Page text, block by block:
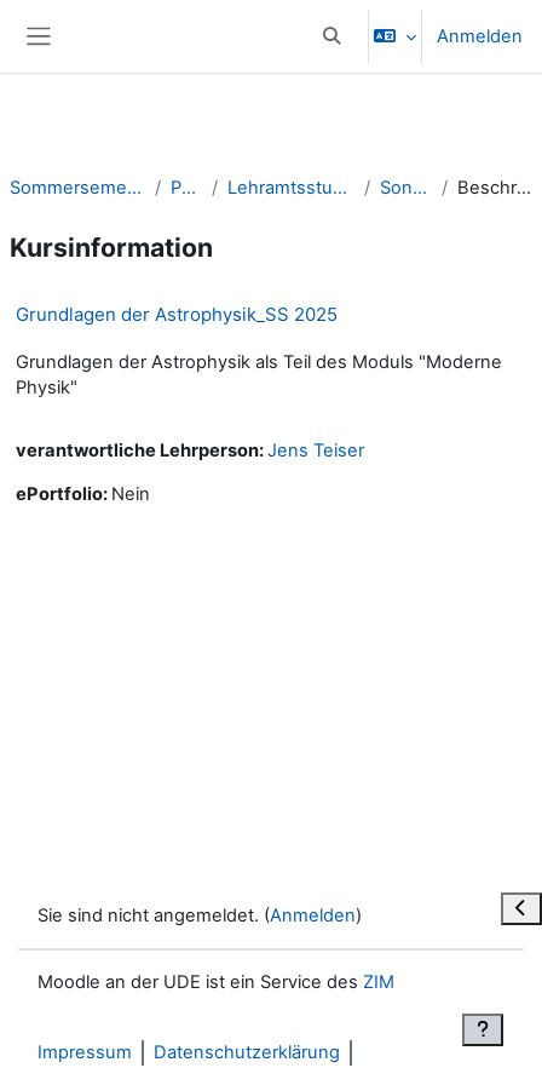
Sucheingabe umschalten
Anmelden
Sommersemester 2025 Physik Lehramtsstudiengänge Sonstiges Beschreibung
Kursinformation
Grundlagen der Astrophysik_SS 2025
Grundlagen der Astrophysik als Teil des Moduls "Moderne
Physik"
verantwortliche Lehrperson:Jens Teiser
ePortfolio: Nein
Sie sind nicht angemeldet. (Anmelden)
Moodle an der UDE ist ein Service des ZIM
Impressum Datenschutzerklärung